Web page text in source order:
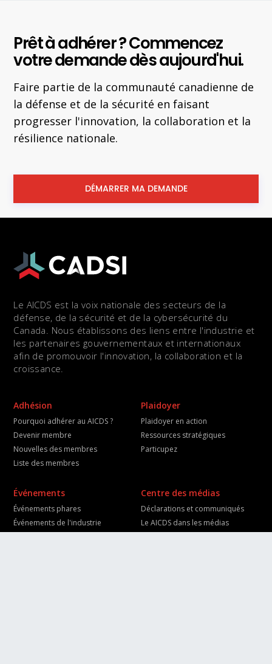
Prêt à adhérer ? Commencez
votre demande dès aujourd'hui.
Faire partie de la communauté canadienne de
la défense et de la sécurité en faisant
progresser l'innovation, la collaboration et la
résilience nationale.
DÉMARRER MA DEMANDE
Le AICDS est la voix nationale des secteurs de la
défense, de la sécurité et de la cybersécurité du
Canada. Nous établissons des liens entre l'industrie et
les partenaires gouvernementaux et internationaux
afin de promouvoir l'innovation, la collaboration et la
croissance.
Adhésion
Pourquoi adhérer au AICDS ?
Devenir membre
Nouvelles des membres
Liste des membres
Plaidoyer
Plaidoyer en action
Ressources stratégiques
Particupez
Événements
Événements phares
Événements de l'industrie
Centre des médias
Déclarations et communiqués
Le AICDS dans les médias